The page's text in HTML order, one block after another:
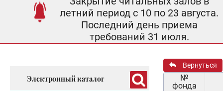
летний период с 10 по 23 августа.
Последний день приема
требований 31 июля.
Электронный каталог
Вернуться
№
фонда